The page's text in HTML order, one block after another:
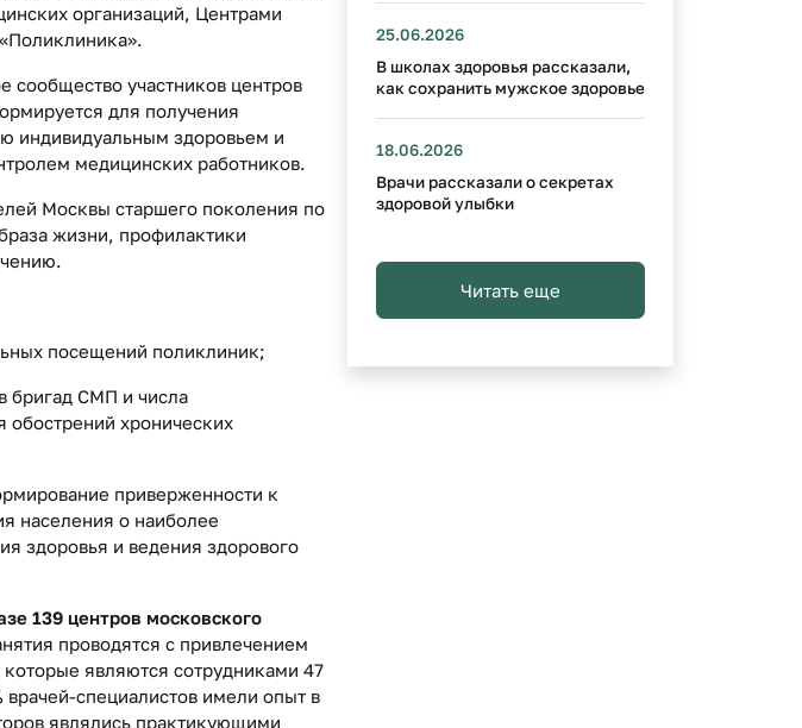
организаций, Центрами
сообщество участников центров
для получения
индивидуальным здоровьем и
медицинских работников.
Москвы старшего поколения по
жизни, профилактики
посещений поликлиник;
бригад СМП и числа
обострений хронических
приверженности к
населения о наиболее
здоровья и ведения здорового
139 центров московского
проводятся с привлечением
являются сотрудниками 47
специалистов имели опыт в
являлись практикующими
25.06.2026
В школах здоровья рассказали,
как сохранить мужское здоровье
18.06.2026
Врачи рассказали о секретах
здоровой улыбки
Читать еще